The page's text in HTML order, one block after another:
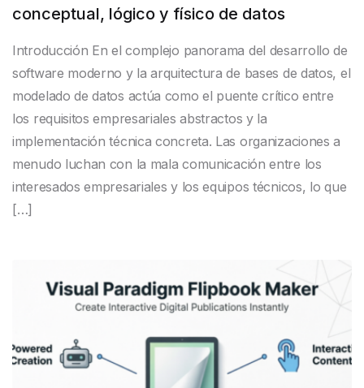
conceptual, lógico y físico de datos
Introducción En el complejo panorama del desarrollo de
software moderno y la arquitectura de bases de datos, el
modelado de datos actúa como el puente crítico entre
los requisitos empresariales abstractos y la
implementación técnica concreta. Las organizaciones a
menudo luchan con la mala comunicación entre los
interesados empresariales y los equipos técnicos, lo que
[…]